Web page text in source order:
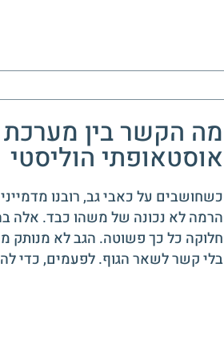
מה הקשר בין מערכת
אוסטאופתי הוליסטי
כשחושבים על כאבי גב, רובנו
הרמה לא נכונה של משהו כבד. אלה
חלוקה כל כך פשוטה. הגב לא מנותק
בלי קשר לשאר הגוף. לפעמים, כדי